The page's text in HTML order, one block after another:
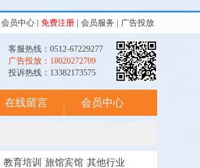
会员中心 免费注册 会员服务 广告投放
客服热线：0512-67229277
广告投放：18020272709
投诉热线：13382173575
在线留言 会员中心
教育培训 旅馆宾馆 其他行业